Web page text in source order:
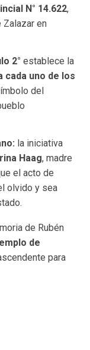
N° 14.622,
Zalazar en
2° establece la
cada uno de los
del
la iniciativa
Haag, madre
el acto de
olvido y sea
de Rubén
de
para